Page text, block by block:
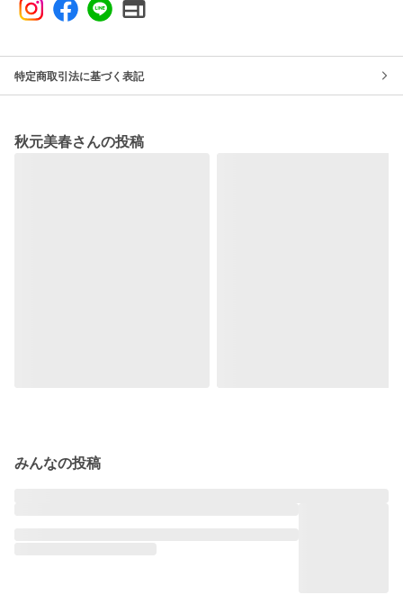
特定商取引法に基づく表記
秋元美春さんの投稿
みんなの投稿